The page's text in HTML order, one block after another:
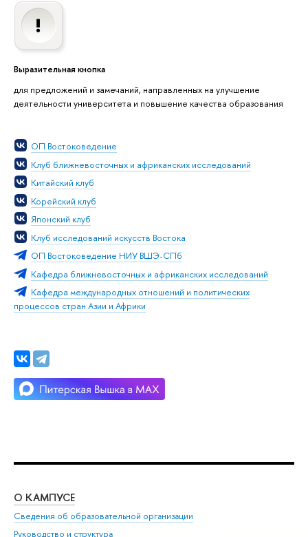
Выразительная кнопка
для предложений и замечаний, направленных на улучшение
деятельности университета и повышение качества образования
ОП Востоковедение
Клуб ближневосточных и африканских исследований
Китайский клуб
Корейский клуб
Японский клуб
Клуб исследований искусств Востока
ОП Востоковедение НИУ ВШЭ-СПб
Кафедра ближневосточных и африканских исследований
Кафедра международных отношений и политических
процессов стран Азии и Африки
О КАМПУСЕ
Сведения об образовательной организации
Руководство и структура